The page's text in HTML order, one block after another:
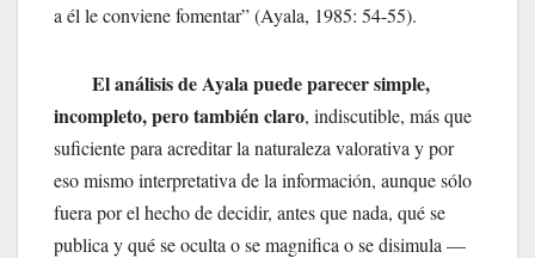
a él le conviene fomentar” (Ayala, 1985: 54-55).
El análisis de Ayala puede parecer simple,
incompleto, pero también claro, indiscutible, más que
suficiente para acreditar la naturaleza valorativa y por
eso mismo interpretativa de la información, aunque sólo
fuera por el hecho de decidir, antes que nada, qué se
publica y qué se oculta o se magnifica o se disimula —